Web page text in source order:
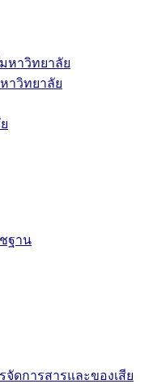
หาวิทยาลัย
าวิทยาลัย
ฐาน
ดการสารและของเสีย